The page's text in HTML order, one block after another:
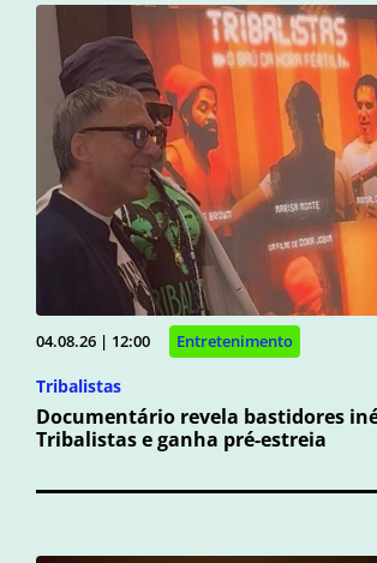
04.08.26 | 12:00 Entretenimento
Tribalistas
Documentário revela bastidores
Tribalistas e ganha pré-estreia